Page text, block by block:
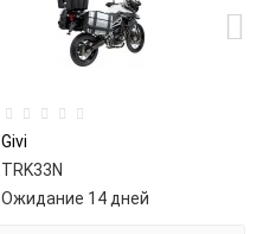
Givi
TRK33N
Ожидание 14 дней